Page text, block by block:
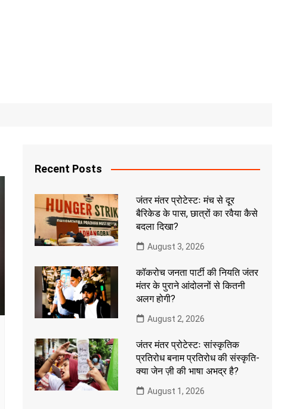
Recent Posts
जंतर मंतर प्रोटेस्टः मंच से दूर
बैरिकेड के पास, छात्रों का रवैया कैसे
बदला दिखा?
August 3, 2026
कॉकरोच जनता पार्टी की नियति जंतर
मंतर के पुराने आंदोलनों से कितनी
अलग होगी?
August 2, 2026
जंतर मंतर प्रोटेस्टः सांस्कृतिक
प्रतिरोध बनाम प्रतिरोध की संस्कृति-
क्या जेन ज़ी की भाषा अभद्र है?
August 1, 2026